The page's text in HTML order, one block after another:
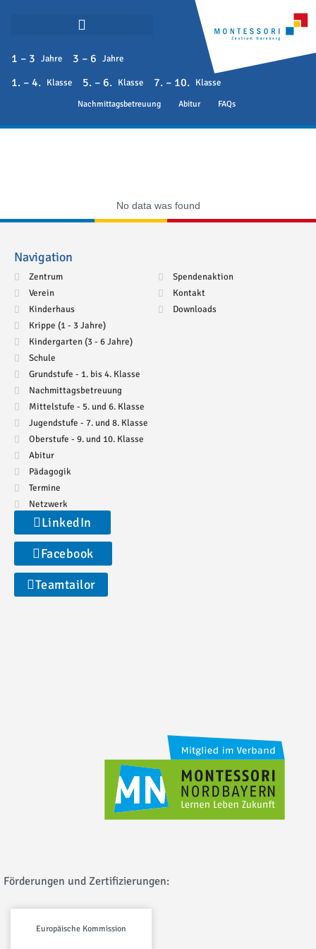
1 – 3 Jahre 3 – 6 Jahre
1. – 4. Klasse 5. – 6. Klasse 7. – 10. Klasse
Nachmittagsbetreuung Abitur FAQs
No data was found
Navigation
Zentrum
Verein
Kinderhaus
Krippe (1 - 3 Jahre)
Kindergarten (3 - 6 Jahre)
Schule
Grundstufe - 1. bis 4. Klasse
Nachmittagsbetreuung
Mittelstufe - 5. und 6. Klasse
Jugendstufe - 7. und 8. Klasse
Oberstufe - 9. und 10. Klasse
Abitur
Pädagogik
Termine
Netzwerk
Spendenaktion
Kontakt
Downloads
LinkedIn
Facebook
Teamtailor
Förderungen und Zertifizierungen:
Europäische Kommission